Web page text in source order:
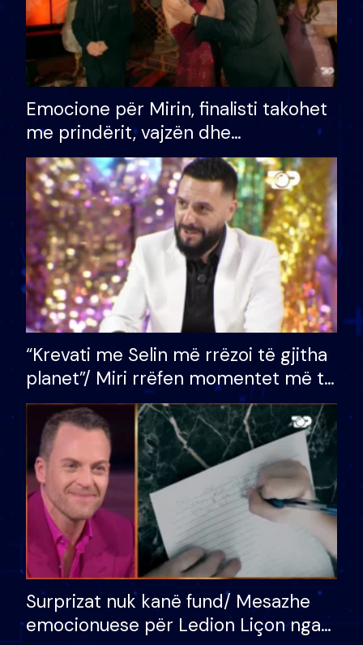
Emocione për Mirin, finalisti takohet
me prindërit, vajzën dhe
bashkëshorten: S’kemi ndonjë letër
divorci apo jo?
“Krevati me Selin më rrëzoi të gjitha
planet”/ Miri rrëfen momentet më të
bukura në shtëpinë e BB VIP: Do më
mungojë zilja e mëngjesit kur…
Surprizat nuk kanë fund/ Mesazhe
emocionuese për Ledion Liçon nga